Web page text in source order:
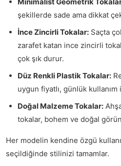
şekillerde sade ama dikkat
İnce Zincirli Tokalar: Saçta
zarafet katan ince zincirli
çok şık durur.
Düz Renkli Plastik Tokalar:
uygun fiyatlı, günlük kullanım
Doğal Malzeme Tokalar:
tokalar, bohem ve doğal
Her modelin kendine özgü
seçildiğinde stilinizi tamamlar.